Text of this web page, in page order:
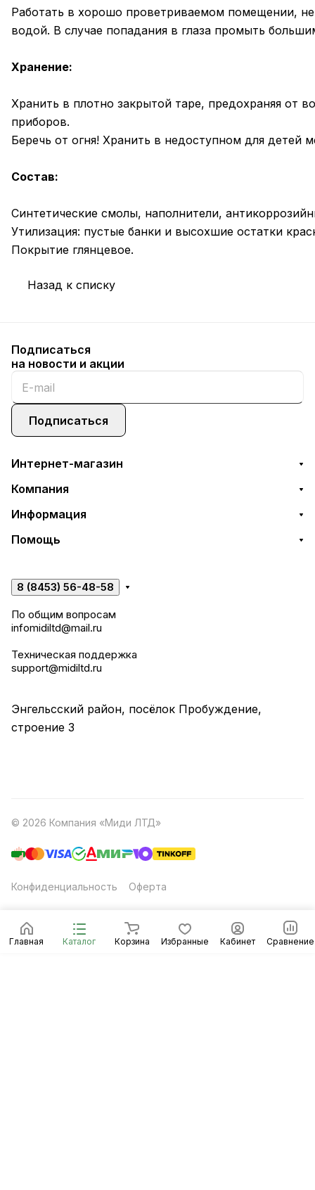
Работать в хорошо проветриваемом помещении,
водой. В случае попадания в глаза промыть
Хранение:
Хранить в плотно закрытой таре, предохраняя от
приборов.
Беречь от огня! Хранить в недоступном для детей
Состав:
Синтетические смолы, наполнители,
Утилизация: пустые банки и высохшие остатки
Покрытие глянцевое.
Назад к списку
Главная Каталог Корзина Избранные Кабинет Сравнение
Подписаться
на новости и акции
Подписаться
Интернет-магазин
Компания
Информация
Помощь
8 (8453) 56-48-58
По общим вопросам
infomidiltd@mail.ru
Техническая поддержка
support@midiltd.ru
Энгельсский район, посёлок Пробуждение,
строение 3
© 2026 Компания «Миди ЛТД»
Конфиденциальность Оферта